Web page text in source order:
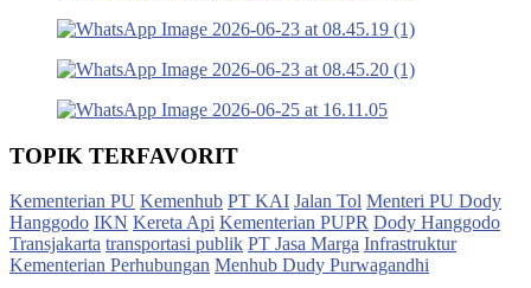
TOPIK TERFAVORIT
Kementerian PU Kemenhub PT KAI Jalan Tol Menteri PU Dody
Hanggodo IKN Kereta Api Kementerian PUPR Dody Hanggodo
Transjakarta transportasi publik PT Jasa Marga Infrastruktur
Kementerian Perhubungan Menhub Dudy Purwagandhi